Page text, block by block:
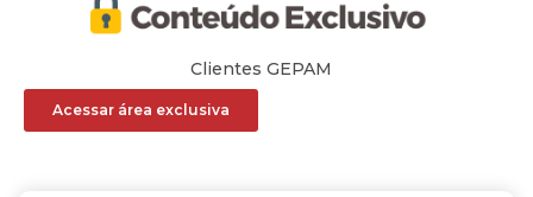
Clientes GEPAM
Acessar área exclusiva